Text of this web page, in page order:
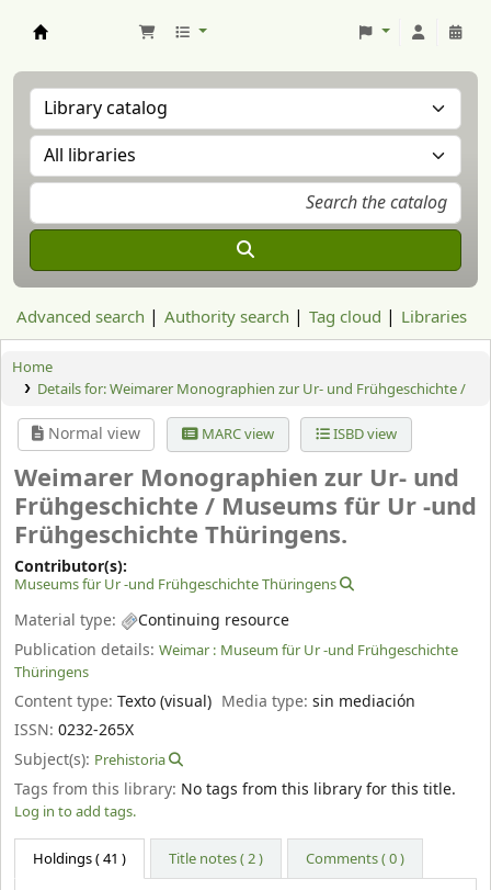
Advanced search Authority search Tag cloud Libraries
Home
Details for:Weimarer Monographien zur Ur- und Frühgeschichte /
Normal view MARC view ISBD view
Weimarer Monographien zur Ur- und
Frühgeschichte / Museums für Ur -und
Frühgeschichte Thüringens.
Contributor(s):
Museums für Ur -und Frühgeschichte Thüringens
Material type:
Continuing resource
Publication details: Weimar : Museum für Ur -und Frühgeschichte
Thüringens
Content type: Texto (visual) Media type:sin mediación
ISSN: 0232-265X
Subject(s): Prehistoria
Tags from this library: No tags from this library for this title.
Log in to add tags.
Holdings( 41 ) Title notes ( 2 ) Comments ( 0 )